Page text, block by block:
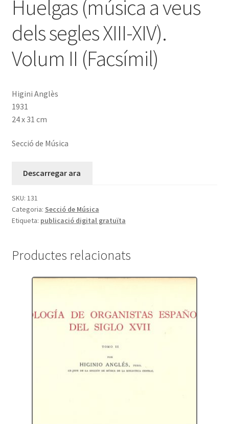
Huelgas (música a veus
dels segles XIII-XIV).
Volum II (Facsímil)
Higini Anglès
1931
24 x 31 cm
Secció de Música
Descarregar ara
SKU: 131
Categoria: Secció de Música
Etiqueta: publicació digital gratuïta
Productes relacionats